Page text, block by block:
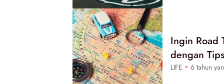
Ingin Road
dengan
LIFE 6 tahun